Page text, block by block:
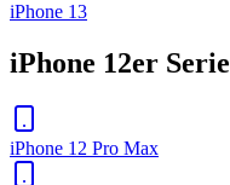
iPhone 13
iPhone 12er Serie
iPhone 12 Pro Max